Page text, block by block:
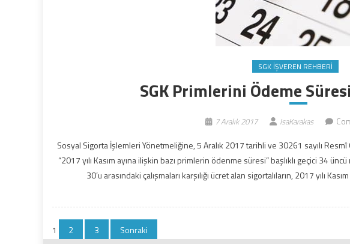
SGK İŞVEREN REHBERI
SGK Primlerini Ödeme
7 Aralık 2017 IsaKarakas
Sosyal Sigorta İşlemleri Yönetmeliğine, 5 Aralık 2017 tarihli ve 30261 sayılı
“2017 yılı Kasım ayına ilişkin bazı primlerin ödenme süresi” başlıklı geçici 34
30’u arasındaki çalışmaları karşılığı ücret alan sigortalıların, 2017 yılı
Yazı
1 2 3 Sonraki